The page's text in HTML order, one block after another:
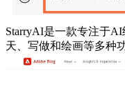
StarryAI是一款专注于
天、写做和绘画等多种